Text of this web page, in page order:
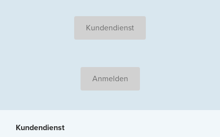
Kundendienst
Anmelden
Kundendienst